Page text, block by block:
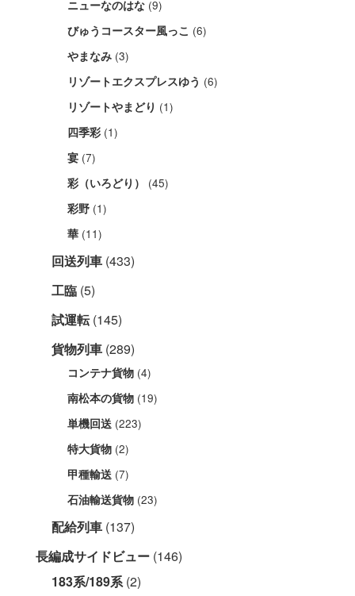
ニューなのはな (9)
びゅうコースター風っこ (6)
やまなみ (3)
リゾートエクスプレスゆう (6)
リゾートやまどり (1)
四季彩 (1)
宴 (7)
彩（いろどり） (45)
彩野 (1)
華 (11)
回送列車 (433)
工臨 (5)
試運転(145)
貨物列車 (289)
コンテナ貨物 (4)
南松本の貨物 (19)
単機回送 (223)
特大貨物 (2)
甲種輸送 (7)
石油輸送貨物 (23)
配給列車 (137)
長編成サイドビュー (146)
183系/189系(2)